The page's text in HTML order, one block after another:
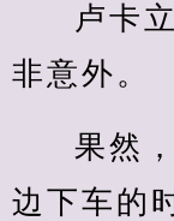
卢卡
非意外。
果然
边下车的